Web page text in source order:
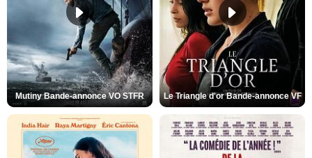
Mutiny Bande-annonce VO STFR Le Triangle d'or Bande-annonce VF